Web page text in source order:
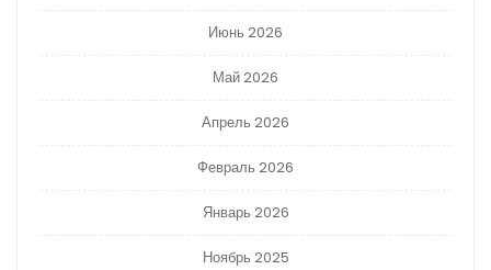
Июнь 2026
Май 2026
Апрель 2026
Февраль 2026
Январь 2026
Ноябрь 2025